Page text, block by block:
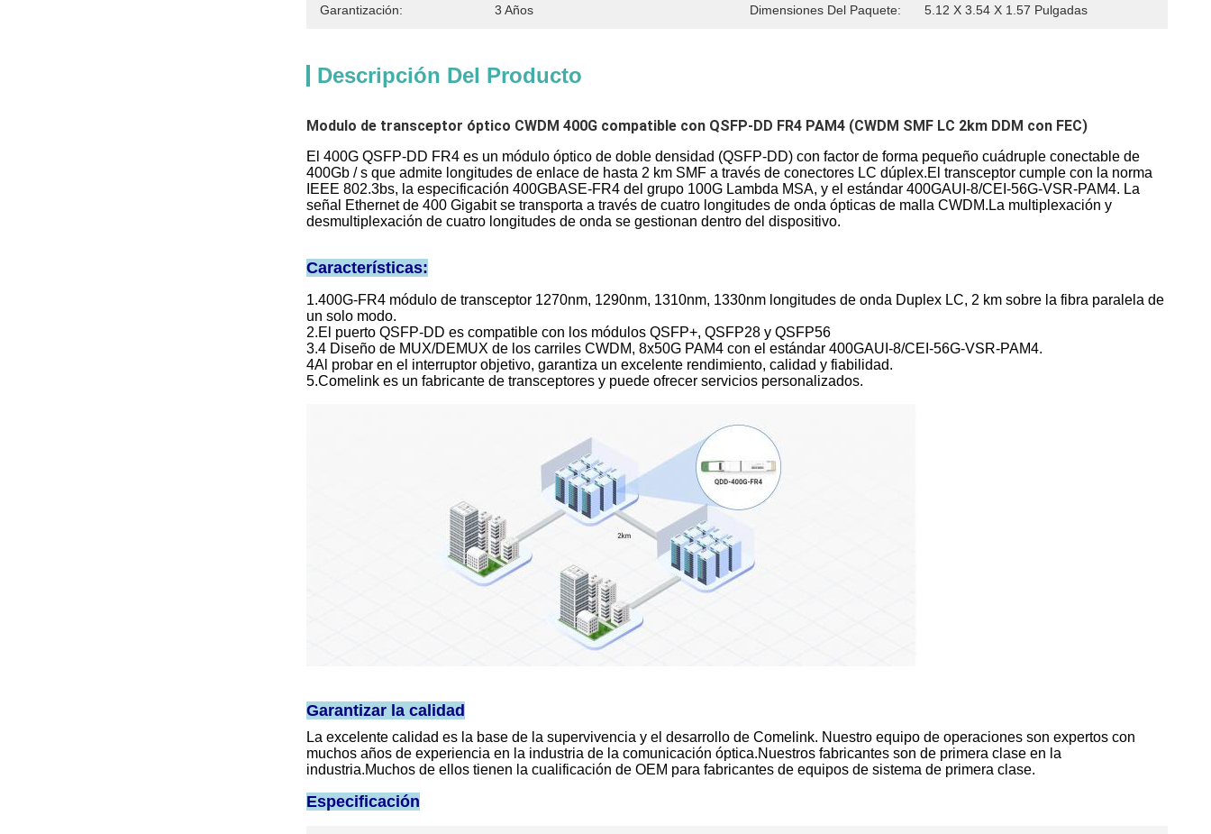
Garantización: 3 Años Dimensiones Del Paquete: 5.12 X 3.54 X 1.57 Pulgadas
Descripción Del Producto
Modulo de transceptor óptico CWDM 400G compatible con QSFP-DD FR4 PAM4 (CWDM SMF LC 2km DDM con FEC)
El 400G QSFP-DD FR4 es un módulo óptico de doble densidad (QSFP-DD) con factor de forma pequeño cuádruple conectable de
400Gb / s que admite longitudes de enlace de hasta 2 km SMF a través de conectores LC dúplex.El transceptor cumple con la norma
IEEE 802.3bs, la especificación 400GBASE-FR4 del grupo 100G Lambda MSA, y el estándar 400GAUI-8/CEI-56G-VSR-PAM4. La
señal Ethernet de 400 Gigabit se transporta a través de cuatro longitudes de onda ópticas de malla CWDM.La multiplexación y
desmultiplexación de cuatro longitudes de onda se gestionan dentro del dispositivo.
Características:
1.400G-FR4 módulo de transceptor 1270nm, 1290nm, 1310nm, 1330nm longitudes de onda Duplex LC, 2 km sobre la fibra paralela de
un solo modo.
2.El puerto QSFP-DD es compatible con los módulos QSFP+, QSFP28 y QSFP56
3.4 Diseño de MUX/DEMUX de los carriles CWDM, 8x50G PAM4 con el estándar 400GAUI-8/CEI-56G-VSR-PAM4.
4Al probar en el interruptor objetivo, garantiza un excelente rendimiento, calidad y fiabilidad.
5.Comelink es un fabricante de transceptores y puede ofrecer servicios personalizados.
Garantizar la calidad
La excelente calidad es la base de la supervivencia y el desarrollo de Comelink. Nuestro equipo de operaciones son expertos con
muchos años de experiencia en la industria de la comunicación óptica.Nuestros fabricantes son de primera clase en la
industria.Muchos de ellos tienen la cualificación de OEM para fabricantes de equipos de sistema de primera clase.
Especificación